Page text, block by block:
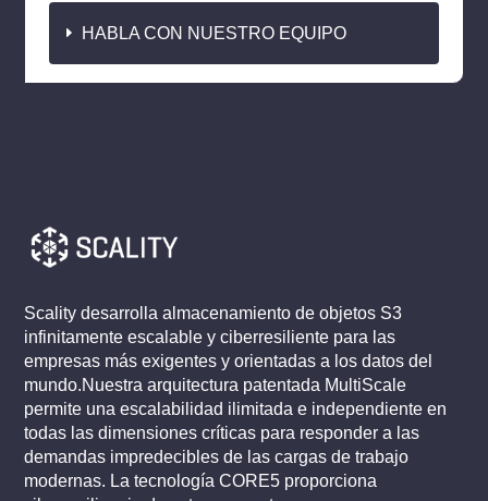
HABLA CON NUESTRO EQUIPO
Scality desarrolla almacenamiento de objetos S3
infinitamente escalable y ciberresiliente para las
empresas más exigentes y orientadas a los datos del
mundo.Nuestra arquitectura patentada MultiScale
permite una escalabilidad ilimitada e independiente en
todas las dimensiones críticas para responder a las
demandas impredecibles de las cargas de trabajo
modernas. La tecnología CORE5 proporciona